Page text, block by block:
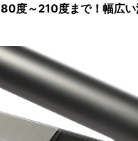
80度～210度まで！幅広